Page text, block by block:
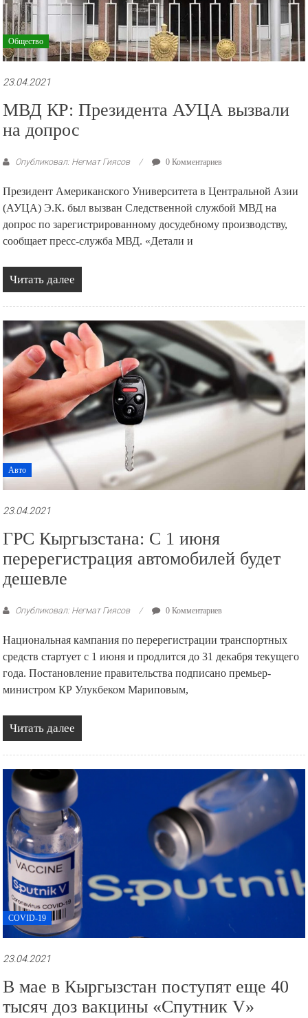
Общество
23.04.2021
МВД КР: Президента АУЦА вызвали
на допрос
Опубликовал: Негмат Гиясов 0 Комментариев
Президент Американского Университета в Центральной Азии
(АУЦА) Э.К. был вызван Следственной службой МВД на
допрос по зарегистрированному досудебному производству,
сообщает пресс-служба МВД. «Детали и
Читать далее
Авто
23.04.2021
ГРС Кыргызстана: С 1 июня
перерегистрация автомобилей будет
дешевле
Опубликовал: Негмат Гиясов 0 Комментариев
Национальная кампания по перерегистрации транспортных
средств стартует с 1 июня и продлится до 31 декабря текущего
года. Постановление правительства подписано премьер-
министром КР Улукбеком Мариповым,
Читать далее
COVID-19
23.04.2021
В мае в Кыргызстан поступят еще 40
тысяч доз вакцины «Спутник V»